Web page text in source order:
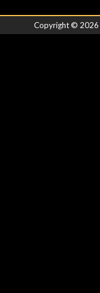
Copyright © 2026